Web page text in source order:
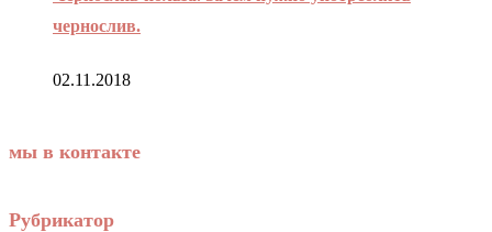
чернослив.
02.11.2018
мы в контакте
Рубрикатор